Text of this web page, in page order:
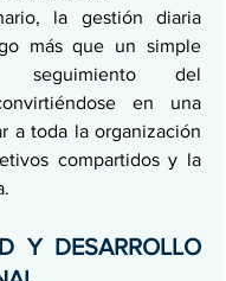
la gestión diaria
más que un simple
seguimiento del
en una
a toda la organización
compartidos y la
Y DESARROLLO